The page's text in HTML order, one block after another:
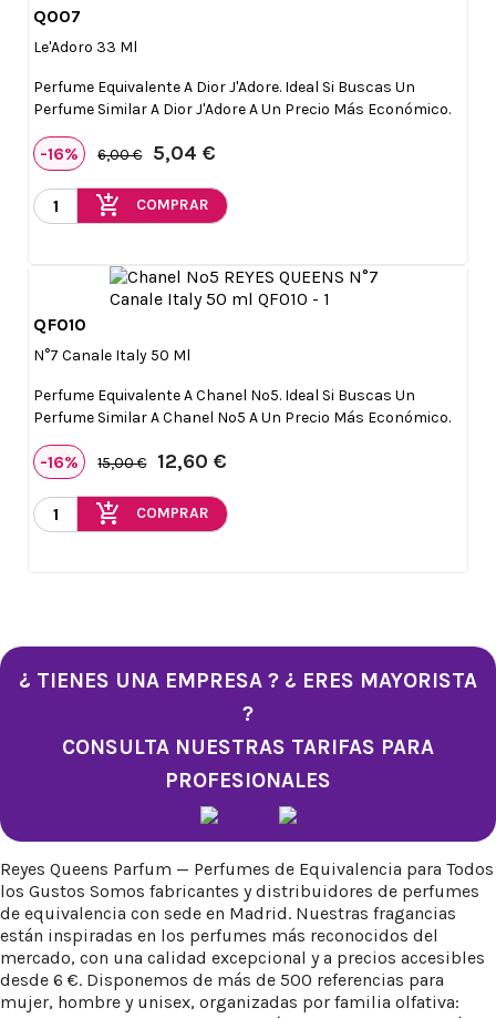
Q007
Le'Adoro 33 Ml
Perfume Equivalente A Dior J'Adore. Ideal Si Buscas Un
Perfume Similar A Dior J'Adore A Un Precio Más Económico.
-16% 6,00 € 5,04 €
add_shopping_cart COMPRAR
QF010
N°7 Canale Italy 50 Ml
Perfume Equivalente A Chanel Nº5. Ideal Si Buscas Un
Perfume Similar A Chanel Nº5 A Un Precio Más Económico.
-16% 15,00 € 12,60 €
add_shopping_cart COMPRAR
¿ TIENES UNA EMPRESA ? ¿ ERES MAYORISTA
?
CONSULTA NUESTRAS TARIFAS PARA
PROFESIONALES
Reyes Queens Parfum — Perfumes de Equivalencia para Todos
los Gustos Somos fabricantes y distribuidores de perfumes
de equivalencia con sede en Madrid. Nuestras fragancias
están inspiradas en los perfumes más reconocidos del
mercado, con una calidad excepcional y a precios accesibles
desde 6 €. Disponemos de más de 500 referencias para
mujer, hombre y unisex, organizadas por familia olfativa: